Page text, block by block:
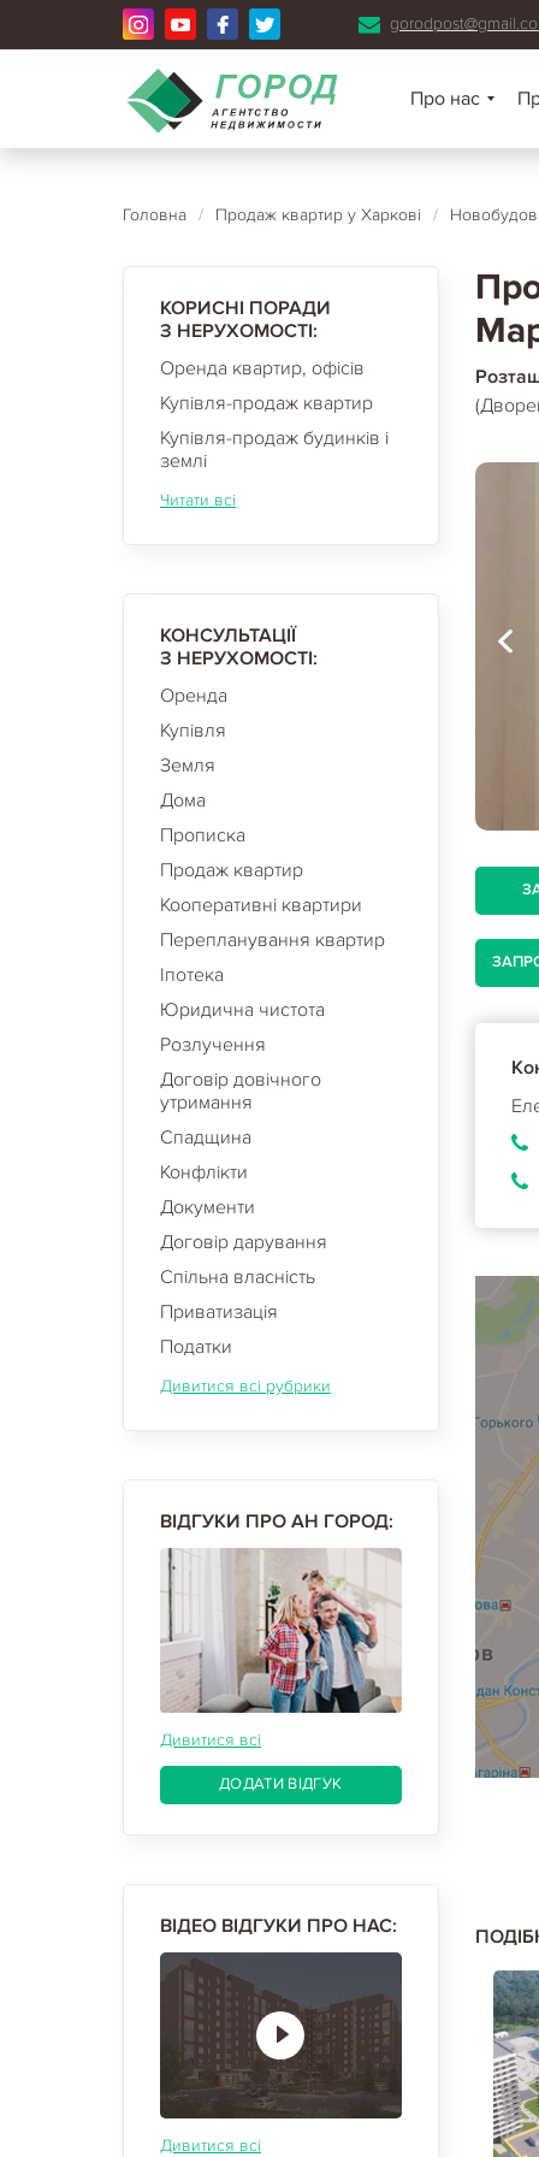
Про нас
Головна / Продаж квартир у Харкові /
КОРИСНІ ПОРАДИ
З НЕРУХОМОСТІ:
Оренда квартир, офісів
Купівля-продаж квартир
Купівля-продаж будинків і
землі
Читати всі
КОНСУЛЬТАЦІЇ
З НЕРУХОМОСТІ:
Оренда
Купівля
Земля
Дома
Прописка
Продаж квартир
Кооперативні квартири
Перепланування квартир
Іпотека
Юридична чистота
Розлучення
Договір довічного
утримання
Спадщина
Конфлікти
Документи
Договір дарування
Спільна власність
Приватизація
Податки
Дивитися всі рубрики
ВІДГУКИ ПРО АН ГОРОД:
Дивитися всі
ДОДАТИ ВІДГУК
ВІДЕО ВІДГУКИ ПРО НАС:
Дивитися всі